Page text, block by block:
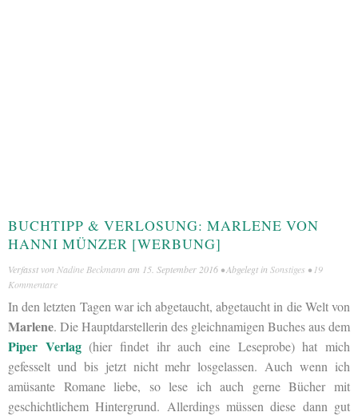
BUCHTIPP & VERLOSUNG: MARLENE VON
HANNI MÜNZER [WERBUNG]
Verfasst von Nadine Beckmann am 15. September 2016 • Abgelegt in Sonstiges • 19
Kommentare
In den letzten Tagen war ich abgetaucht, abgetaucht in die Welt von
Marlene. Die Hauptdarstellerin des gleichnamigen Buches aus dem
Piper Verlag(hier findet ihr auch eine Leseprobe) hat mich
gefesselt und bis jetzt nicht mehr losgelassen. Auch wenn ich
amüsante Romane liebe, so lese ich auch gerne Bücher mit
geschichtlichem Hintergrund. Allerdings müssen diese dann gut